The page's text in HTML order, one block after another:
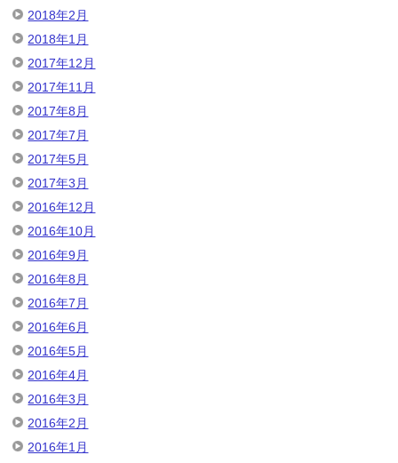
2018年2月
2018年1月
2017年12月
2017年11月
2017年8月
2017年7月
2017年5月
2017年3月
2016年12月
2016年10月
2016年9月
2016年8月
2016年7月
2016年6月
2016年5月
2016年4月
2016年3月
2016年2月
2016年1月